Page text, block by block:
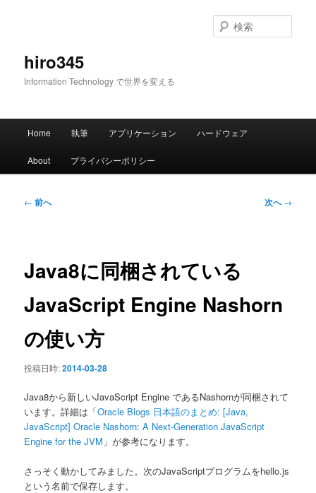
hiro345
Information Technology で世界を変える
索
メ
Home 執筆 アプリケーション ハードウェア
About プライバシーポリシー
投
ー
ョ
← 前へ 次へ→
Java8に同梱されている
JavaScript Engine Nashorn
の使い方
投稿日時:2014-03-28
Java8から新しいJavaScript Engine であるNashornが同梱されて
います。詳細は「Oracle Blogs 日本語のまとめ: [Java,
JavaScript] Oracle Nashorn: A Next-Generation JavaScript
Engine for the JVM 」が参考になります。
さっそく動かしてみました。次のJavaScriptプログラムをhello.js
という名前で保存します。